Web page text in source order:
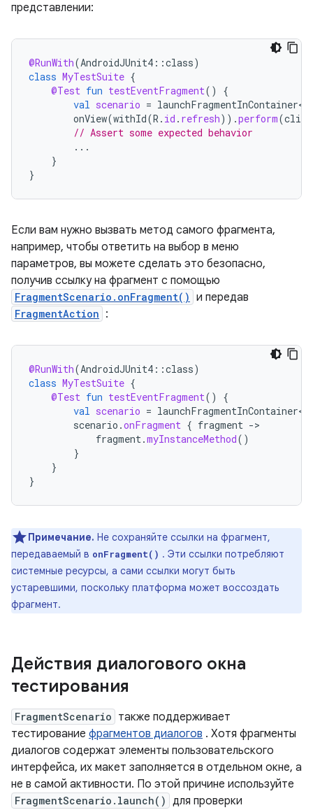
представлении:
@RunWith(AndroidJUnit4 ::class)
class MyTestSuite {
@Test fun testEventFragment()
{
val scenario =
onView(withId(R . id . refresh)).perform(click
// Assert some expected behavior
...
}
}
Если вам нужно вызвать метод самого фрагмента,
например, чтобы ответить на выбор в меню
параметров, вы можете сделать это безопасно,
получив ссылку на фрагмент с помощью
FragmentScenario.onFragment() и передав
FragmentAction :
@RunWith(AndroidJUnit4 ::class)
class MyTestSuite {
@Test fun testEventFragment()
{
val scenario =
scenario .onFragment { fragment -
fragment.myInstanceMethod()
}
}
}
Примечание. Не сохраняйте ссылки на фрагмент,
передаваемый в onFragment() . Эти ссылки потребляют
системные ресурсы, а сами ссылки могут быть
устаревшими, поскольку платформа может воссоздать
фрагмент.
Действия диалогового окна
тестирования
FragmentScenario также поддерживает
тестирование фрагментов диалогов . Хотя фрагменты
диалогов содержат элементы пользовательского
интерфейса, их макет заполняется в отдельном окне, а
не в самой активности. По этой причине используйте
FragmentScenario.launch() для проверки